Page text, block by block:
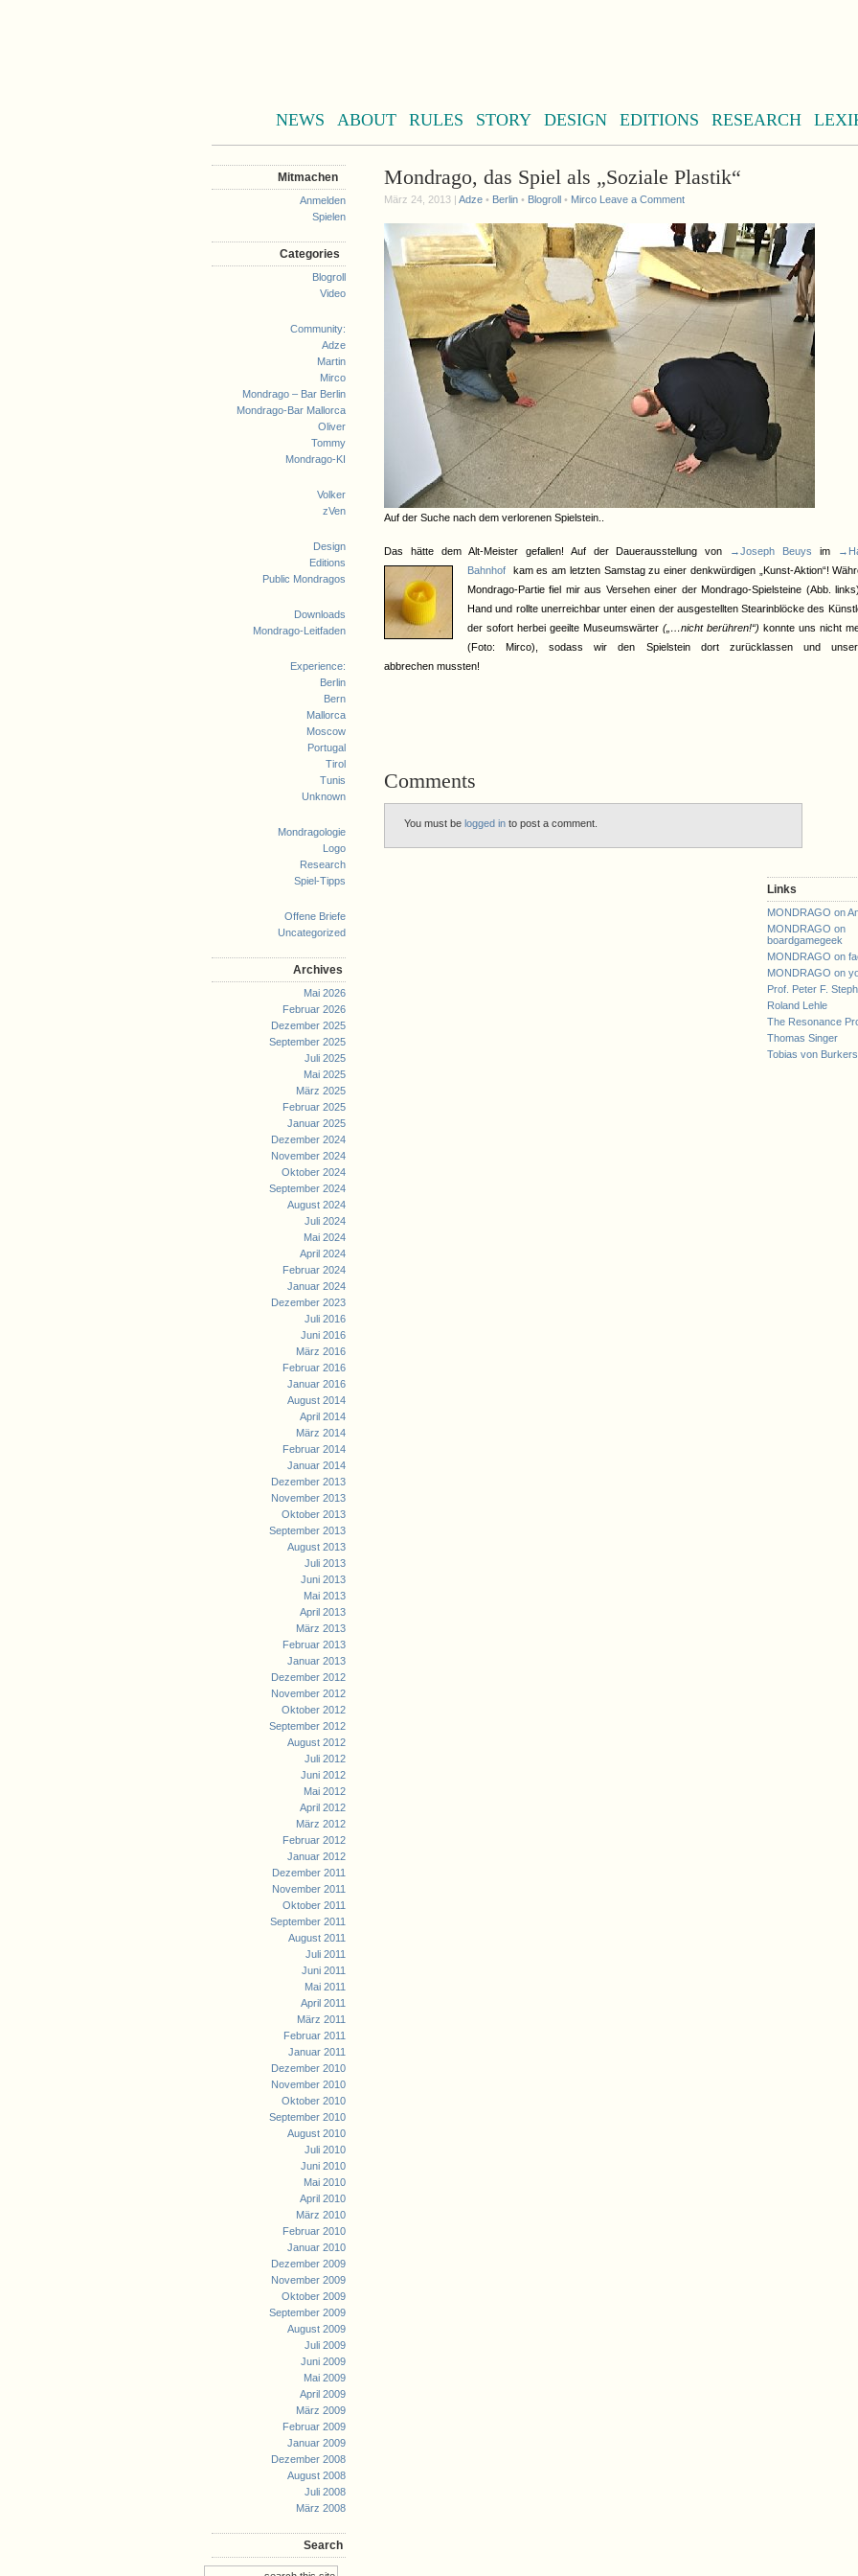
NEWS ABOUT RULES STORY DESIGN EDITIONS RESEARCH
Mitmachen
Anmelden
Spielen
Categories
Blogroll
Video
Community:
Adze
Martin
Mirco
Mondrago – Bar Berlin
Mondrago-Bar Mallorca
Oliver
Tommy
Mondrago-KI
Volker
zVen
Design
Editions
Public Mondragos
Downloads
Mondrago-Leitfaden
Experience:
Berlin
Bern
Mallorca
Moscow
Portugal
Tirol
Tunis
Unknown
Mondragologie
Logo
Research
Spiel-Tipps
Offene Briefe
Uncategorized
Archives
Mai 2026
Februar 2026
Dezember 2025
September 2025
Juli 2025
Mai 2025
März 2025
Februar 2025
Januar 2025
Dezember 2024
November 2024
Oktober 2024
September 2024
August 2024
Juli 2024
Mai 2024
April 2024
Februar 2024
Januar 2024
Dezember 2023
Juli 2016
Juni 2016
März 2016
Februar 2016
Januar 2016
August 2014
April 2014
März 2014
Februar 2014
Januar 2014
Dezember 2013
November 2013
Oktober 2013
September 2013
August 2013
Juli 2013
Juni 2013
Mai 2013
April 2013
März 2013
Februar 2013
Januar 2013
Dezember 2012
November 2012
Oktober 2012
September 2012
August 2012
Juli 2012
Juni 2012
Mai 2012
April 2012
März 2012
Februar 2012
Januar 2012
Dezember 2011
November 2011
Oktober 2011
September 2011
August 2011
Juli 2011
Juni 2011
Mai 2011
April 2011
März 2011
Februar 2011
Januar 2011
Dezember 2010
November 2010
Oktober 2010
September 2010
August 2010
Juli 2010
Juni 2010
Mai 2010
April 2010
März 2010
Februar 2010
Januar 2010
Dezember 2009
November 2009
Oktober 2009
September 2009
August 2009
Juli 2009
Juni 2009
Mai 2009
April 2009
März 2009
Februar 2009
Januar 2009
Dezember 2008
August 2008
Juli 2008
März 2008
Search
Mondrago, das Spiel als „Soziale Plastik“
März 24, 2013 | Adze • Berlin • Blogroll • Mirco Leave a Comment
Auf der Suche nach dem verlorenen Spielstein..
Das hätte dem Alt-Meister gefallen! Auf der Dauerausstellung von →Joseph Beuysim
Bahnhof
kam es am letzten Samstag zu einer denkwürdigen „Kunst-Aktion“!
Mondrago-Partie fiel mir aus Versehen einer der Mondrago-Spielsteine (Abb.
Hand und rollte unerreichbar unter einen der ausgestellten Stearinblöcke des
der sofort herbei geeilte Museumswärter („…nicht berühren!“) konnte uns nicht
(Foto: Mirco), sodass wir den Spielstein dort zurücklassen und
abbrechen mussten!
Comments
You must be logged in to post a comment.
Links
MONDRAGO on
MONDRAGO on
boardgamegeek
MONDRAGO on
MONDRAGO on
Prof. Peter F.
Roland Lehle
The Resonance
Thomas Singer
Tobias von